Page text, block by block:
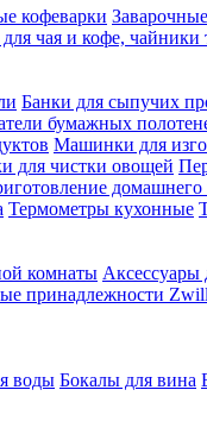
кофеварки
чая и кофе, чайники
Банки для сыпучих
бумажных
Машинки для
для чистки овощей
Термометры кухонные
комнаты Аксессуары
принадлежности
воды Бокалы для вина